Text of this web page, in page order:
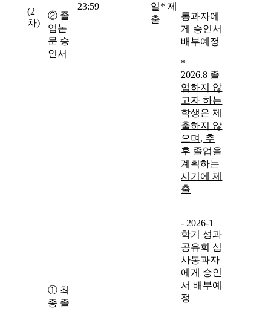
(2
차)
② 졸
업논
문 승
인서
23:59
일* 제
출
통과자에
게 승인서
배부예정
*
2026.8 졸
업하지 않
고자 하는
학생은 제
출하지 않
으며, 추
후 졸업을
계획하는
시기에 제
출
① 최
종 졸
- 2026-1
학기 성과
공유회 심
사통과자
에게 승인
서 배부예
정